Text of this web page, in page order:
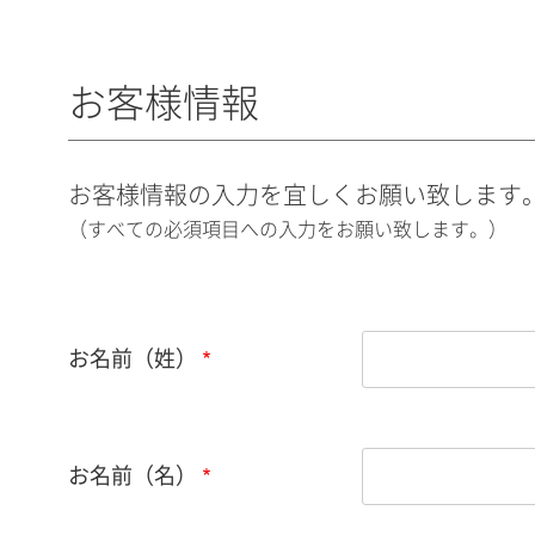
お客様情報
お客様情報の入力を宜しくお願い致します
（すべての必須項目への入力をお願い致します。）
お名前（姓）
お名前（名）